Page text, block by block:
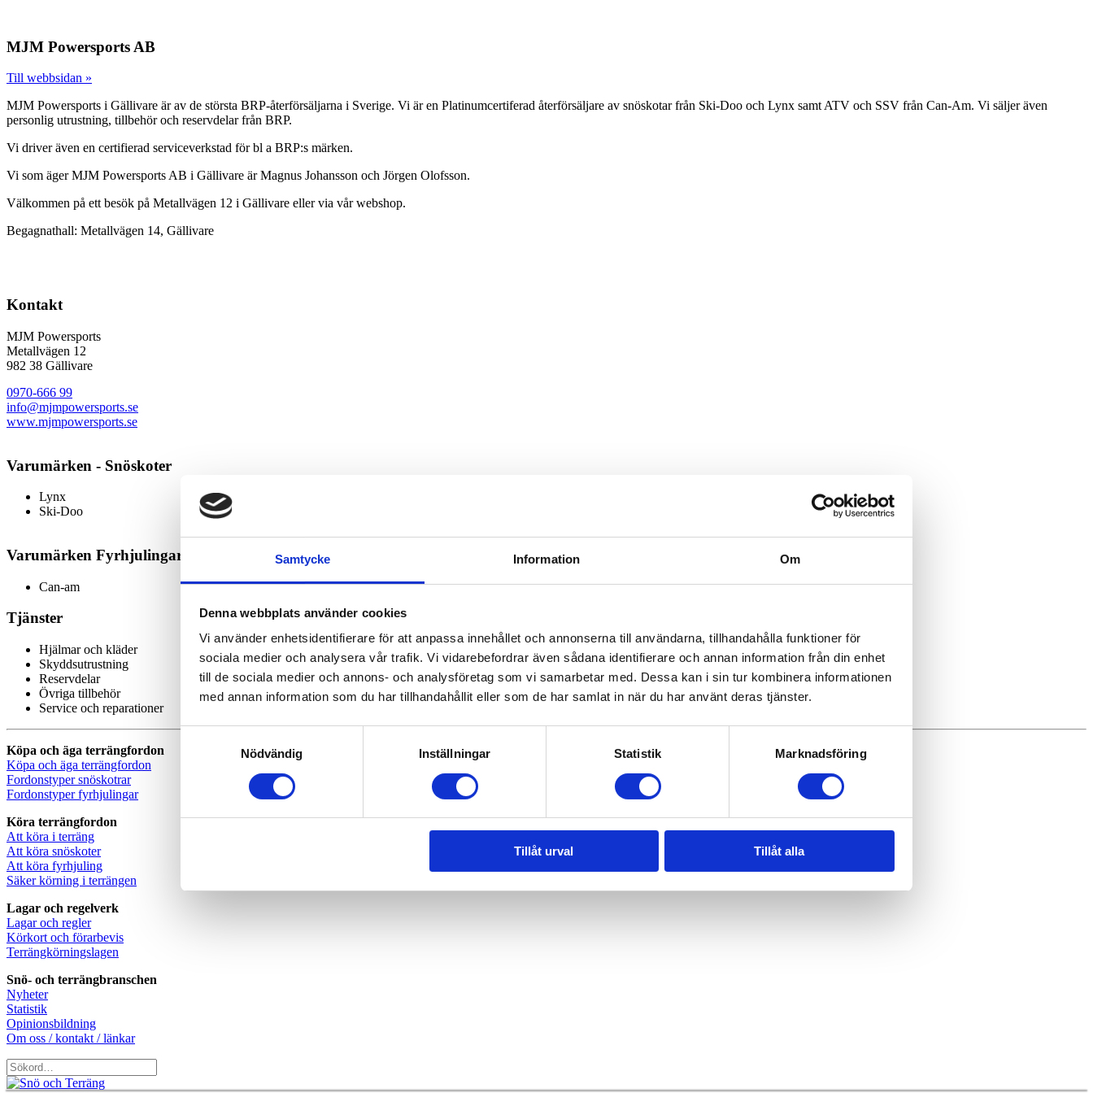
Samtycke Information Om
Denna webbplats använder cookies
Vi använder enhetsidentifierare för att anpassa innehållet och annonserna till användarna, tillhandahålla funktioner för
sociala medier och analysera vår trafik. Vi vidarebefordrar även sådana identifierare och annan information från din enhet
till de sociala medier och annons- och analysföretag som vi samarbetar med. Dessa kan i sin tur kombinera informationen
med annan information som du har tillhandahållit eller som de har samlat in när du har använt deras tjänster.
Nödvändig
Inställningar Statistik Marknadsföring
Tillåt urval Tillåt alla
MJM Powersports AB
Till webbsidan »
MJM Powersports i Gällivare är av de största BRP-återförsäljarna i Sverige. Vi är en Platinumcertiferad återförsäljare av snöskotar från Ski-Doo och Lynx samt ATV och SSV från Can-Am. Vi säljer även
personlig utrustning, tillbehör och reservdelar från BRP.
Vi driver även en certifierad serviceverkstad för bl a BRP:s märken.
Vi som äger MJM Powersports AB i Gällivare är Magnus Johansson och Jörgen Olofsson.
Välkommen på ett besök på Metallvägen 12 i Gällivare eller via vår webshop.
Begagnathall: Metallvägen 14, Gällivare
Kontakt
MJM Powersports
Metallvägen 12
982 38 Gällivare
0970-666 99
info@mjmpowersports.se
www.mjmpowersports.se
Varumärken - Snöskoter
Lynx
Ski-Doo
Varumärken Fyrhjulingar
Can-am
Tjänster
Hjälmar och kläder
Skyddsutrustning
Reservdelar
Övriga tillbehör
Service och reparationer
Köpa och äga terrängfordon
Köpa och äga terrängfordon
Fordonstyper snöskotrar
Fordonstyper fyrhjulingar
Köra terrängfordon
Att köra i terräng
Att köra snöskoter
Att köra fyrhjuling
Säker körning i terrängen
Lagar och regelverk
Lagar och regler
Körkort och förarbevis
Terrängkörningslagen
Snö- och terrängbranschen
Nyheter
Statistik
Opinionsbildning
Om oss / kontakt / länkar